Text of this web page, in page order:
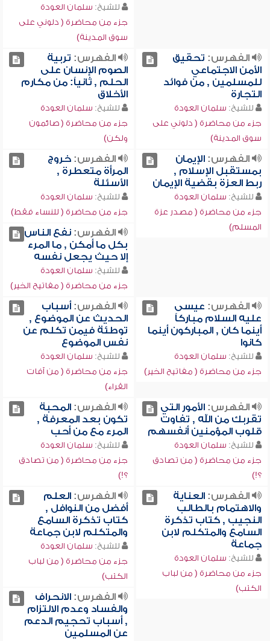
للشيخ: سلمان العودة
جزء من محاضرة ( دلوني على
سوق المدينة)
الفهرس: تحقيق
الأمن الاجتماعي
للمسلمين , من فوائد
التجارة
للشيخ: سلمان العودة
جزء من محاضرة ( دلوني على
سوق المدينة)
الفهرس: تربية
الصوم الإنسان على
الحلم , ثانياً: من مكارم
الأخلاق
للشيخ: سلمان العودة
جزء من محاضرة ( صائمون
ولكن)
الفهرس:الإيمان
بمستقبل الإسلام ,
ربط العزة بقضية الإيمان
للشيخ: سلمان العودة
جزء من محاضرة ( مصدر عزة
المسلم)
الفهرس:خروج
المرأة متعطرة ,
الأسئلة
للشيخ: سلمان العودة
جزء من محاضرة ( للنساء فقط)
الفهرس:نفع الناس
بكل ما أمكن , ما المرء
إلا حيث يجعل نفسه
للشيخ: سلمان العودة
جزء من محاضرة ( مفاتيح الخير)
الفهرس: عيسى
عليه السلام مباركاً
أينما كان , المباركون أينما
كانوا
للشيخ: سلمان العودة
جزء من محاضرة ( مفاتيح الخير)
الفهرس:أسباب
الحديث عن الموضوع ,
توطئة فيمن تكلم عن
نفس الموضوع
للشيخ: سلمان العودة
جزء من محاضرة ( من آفات
القراء)
الفهرس:الأمور التي
تقربك من الله , تفاوت
قلوب المؤمنين أنفسهم
للشيخ: سلمان العودة
جزء من محاضرة ( من تصادق
؟!)
الفهرس:المحبة
تكون بعد المعرفة ,
المرء مع من أحب
للشيخ: سلمان العودة
جزء من محاضرة ( من تصادق
؟!)
الفهرس:العناية
والاهتمام بالطالب
النجيب , كتاب تذكرة
السامع والمتكلم لابن
جماعة
للشيخ: سلمان العودة
جزء من محاضرة ( من لباب
الكتب)
الفهرس:العلم
أفضل من النوافل ,
كتاب تذكرة السامع
والمتكلم لابن جماعة
للشيخ: سلمان العودة
جزء من محاضرة ( من لباب
الكتب)
الفهرس:الانحراف
والفساد وعدم الالتزام
, أسباب تحجيم الدعم
عن المسلمين